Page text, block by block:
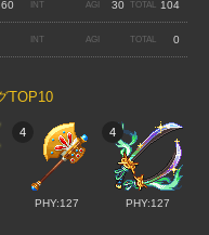
60 30 104
0
TOP10
4
PHY:127
4
PHY:127